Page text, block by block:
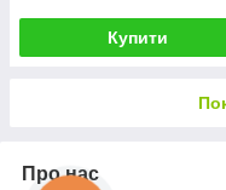
Купити
Про нас